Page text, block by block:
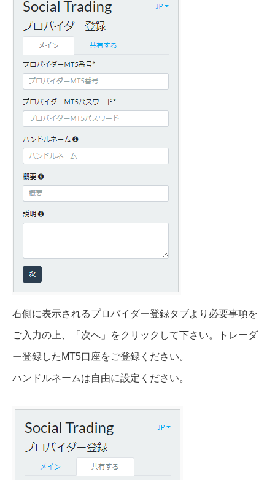
右側に表示されるプロバイダー登録タブより必要事項を
ご入力の上、「次へ」をクリックして下さい。トレーダ
ー登録したMT5口座をご登録ください。
ハンドルネームは自由に設定ください。